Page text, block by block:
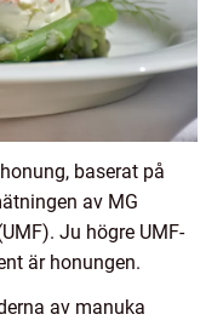
baserat på
av MG
Ju högre UMF-
är honungen.
av manuka